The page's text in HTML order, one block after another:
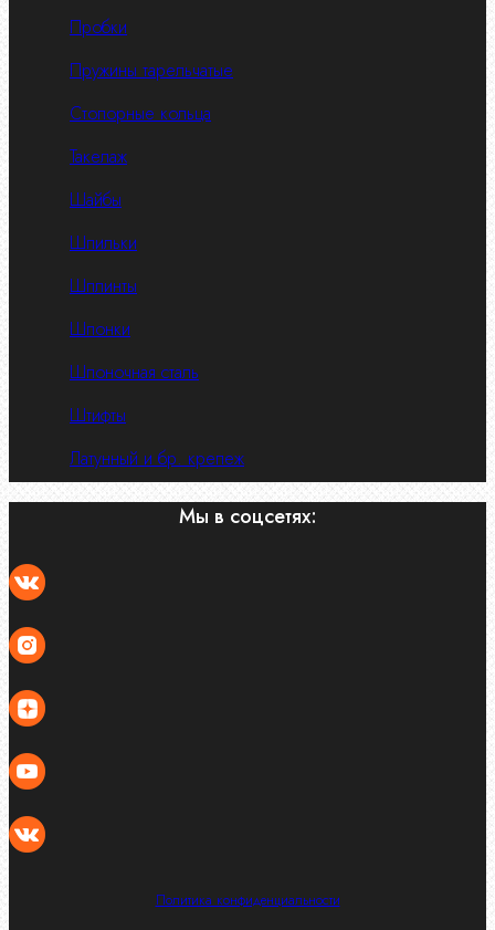
Пробки
Пружины тарельчатые
Стопорные кольца
Такелаж
Шайбы
Шпильки
Шплинты
Шпонки
Шпоночная сталь
Штифты
Латунный и бр. крепеж
Мы в соцсетях:
Политика конфиденциальности